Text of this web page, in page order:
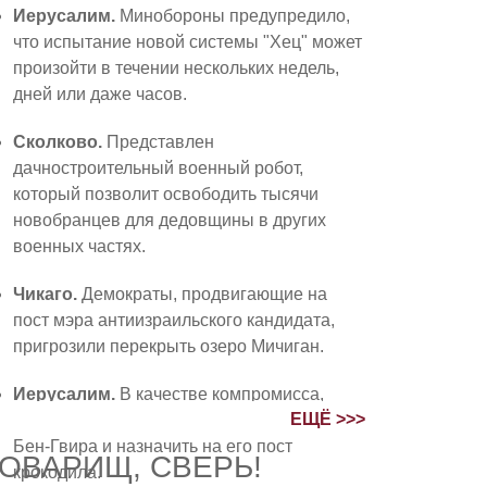
Иерусалим. Минобороны предупредило,
что испытание новой системы "Хец" может
произойти в течении нескольких недель,
дней или даже часов.
Сколково. Представлен
дачностроительный военный робот,
который позволит освободить тысячи
новобранцев для дедовщины в других
военных частях.
Чикаго. Демократы, продвигающие на
пост мэра антиизраильского кандидата,
пригрозили перекрыть озеро Мичиган.
Иерусалим. В качестве компромисса,
Нетаниягу предложил БАГАЦу уволить
Бен-Гвира и назначить на его пост
крокодила.
ЕЩЁ >>>
СВЕРЬ!